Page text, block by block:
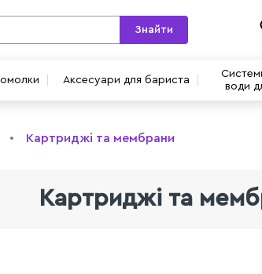
Аксесуари для бариста
води
Знайти
Картриджі та мембрани
Картриджі та